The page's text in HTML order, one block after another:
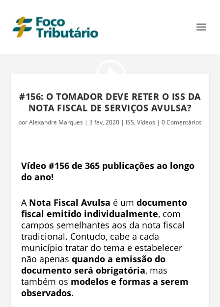
#156: O TOMADOR DEVE RETER O ISS DA
NOTA FISCAL DE SERVIÇOS AVULSA?
porAlexandre Marques | 3 fev, 2020 | ISS, Vídeos | 0 Comentários
Vídeo #156 de 365 publicações ao longo
do ano!
A Nota Fiscal Avulsa é um documento
fiscal emitido individualmente, com
campos semelhantes aos da nota fiscal
tradicional. Contudo, cabe a cada
município tratar do tema e estabelecer
não apenas quando a emissão do
documento será obrigatória, mas
também os modelos e formas a serem
observados.